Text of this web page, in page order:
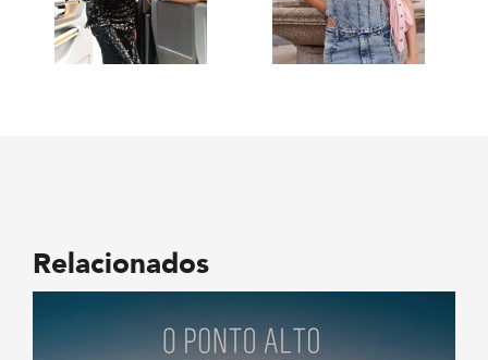
Relacionados